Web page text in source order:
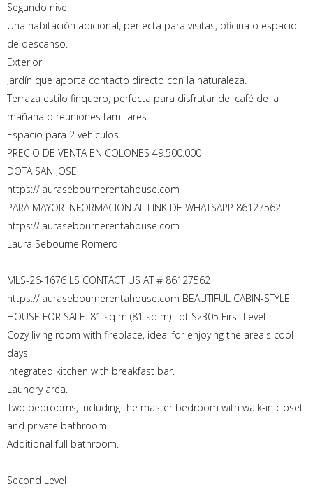
Segundo nivel
Una habitación adicional, perfecta para visitas, oficina o espacio
de descanso.
Exterior
Jardín que aporta contacto directo con la naturaleza.
Terraza estilo finquero, perfecta para disfrutar del café de la
mañana o reuniones familiares.
Espacio para 2 vehículos.
PRECIO DE VENTA EN COLONES 49.500.000
DOTA SAN JOSE
https://laurasebournerentahouse.com
PARA MAYOR INFORMACION AL LINK DE WHATSAPP 86127562
https://laurasebournerentahouse.com
Laura Sebourne Romero
MLS-26-1676 LS CONTACT US AT # 86127562
https://laurasebournerentahouse.com BEAUTIFUL CABIN-STYLE
HOUSE FOR SALE: 81 sq m (81 sq m) Lot Sz305 First Level
Cozy living room with fireplace, ideal for enjoying the area's cool
days.
Integrated kitchen with breakfast bar.
Laundry area.
Two bedrooms, including the master bedroom with walk-in closet
and private bathroom.
Additional full bathroom.
Second Level